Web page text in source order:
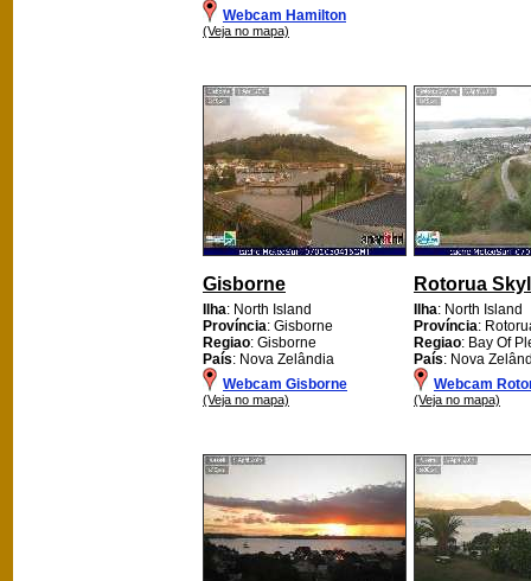
Webcam Hamilton
(Veja no mapa)
Gisborne
Ilha: North Island
Província: Gisborne
Regiao: Gisborne
País: Nova Zelândia
Webcam Gisborne
(Veja no mapa)
Rotorua
Ilha: North Island
Província:
Regiao: Bay Of
País: Nova
Webcam
(Veja no mapa)